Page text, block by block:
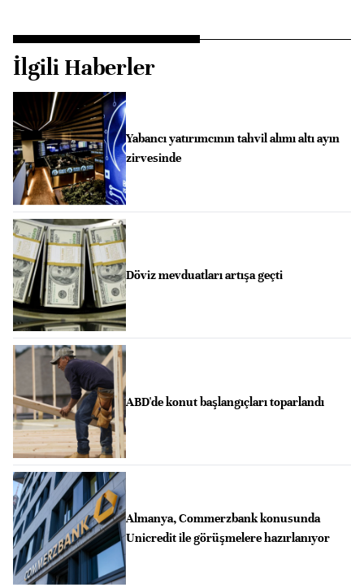
İlgili Haberler
Yabancı yatırımcının tahvil alımı altı ayın
zirvesinde
Döviz mevduatları artışa geçti
ABD'de konut başlangıçları toparlandı
Almanya, Commerzbank konusunda
Unicredit ile görüşmelere hazırlanıyor